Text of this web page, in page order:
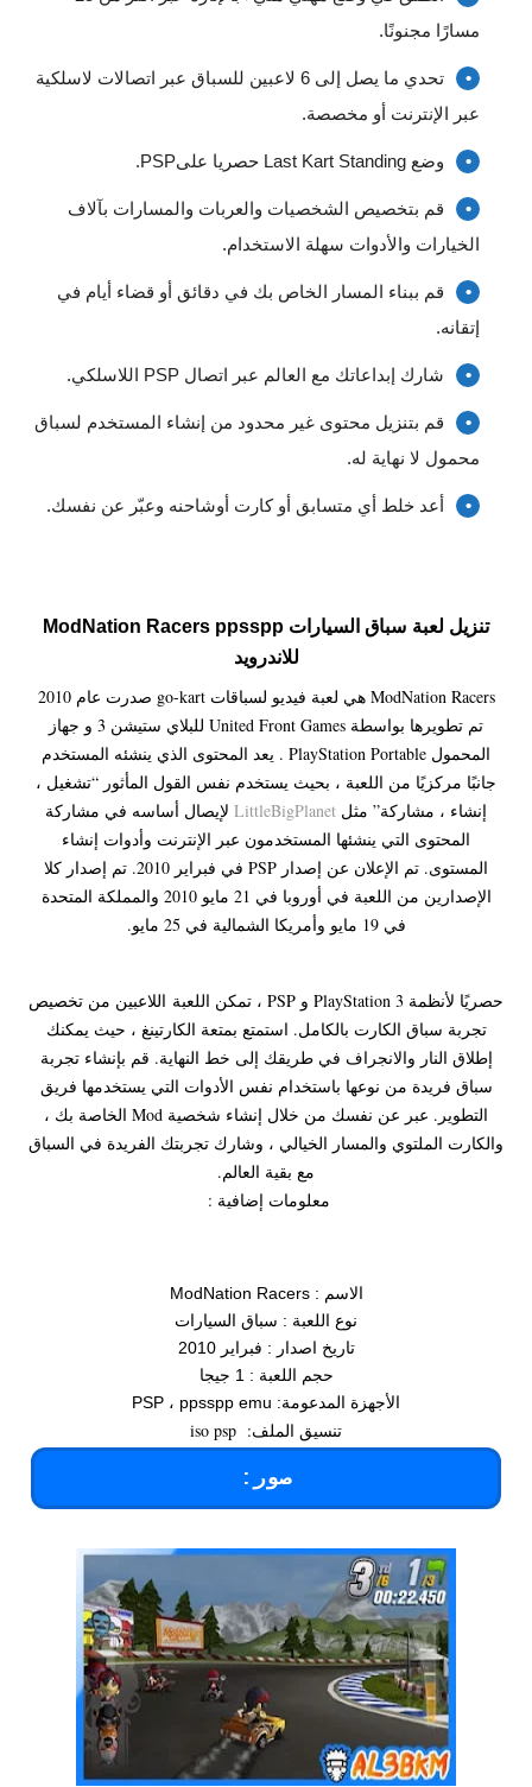
مسارًا مجنونًا.
تحدي ما يصل إلى 6 لاعبين للسباق عبر اتصالات لاسلكية
عبر الإنترنت أو مخصصة.
وضع Last Kart Standing حصريا علىPSP.
قم بتخصيص الشخصيات والعربات والمسارات بآلاف
الخيارات والأدوات سهلة الاستخدام.
قم ببناء المسار الخاص بك في دقائق أو قضاء أيام في
إتقانه.
شارك إبداعاتك مع العالم عبر اتصال PSP اللاسلكي.
قم بتنزيل محتوى غير محدود من إنشاء المستخدم لسباق
محمول لا نهاية له.
أعد خلط أي متسابق أو كارت أوشاحنه وعبّر عن نفسك.
تنزيل لعبة
سباق السيارات ModNation Racers ppsspp
للاندرويد
ModNation Racers هي لعبة فيديو لسباقات go-kart صدرت عام 2010
تم تطويرها بواسطة United Front Games للبلاي ستيشن 3 و جهاز
المحمول PlayStation Portable . يعد المحتوى الذي ينشئه المستخدم
جانبًا مركزيًا من اللعبة ، بحيث يستخدم نفس القول المأثور “تشغيل ،
إنشاء ، مشاركة” مثل LittleBigPlanet لإيصال أساسه في مشاركة
المحتوى التي ينشئها المستخدمون عبر الإنترنت وأدوات إنشاء
المستوى. تم الإعلان عن إصدار PSP في فبراير 2010. تم إصدار كلا
الإصدارين من اللعبة في أوروبا في 21 مايو 2010 والمملكة المتحدة
في 19 مايو وأمريكا الشمالية في 25 مايو.
حصريًا لأنظمة PlayStation 3 و PSP ، تمكن اللعبة
اللاعبين من تخصيص
تجربة سباق الكارت بالكامل. استمتع بمتعة الكارتينغ ، حيث يمكنك
إطلاق النار والانجراف في طريقك إلى خط النهاية. قم بإنشاء تجربة
سباق فريدة من نوعها باستخدام نفس الأدوات التي يستخدمها فريق
التطوير. عبر عن نفسك من خلال إنشاء شخصية Mod الخاصة بك ،
والكارت الملتوي والمسار الخيالي ، وشارك تجربتك الفريدة في السباق
مع بقية العالم.
معلومات إضافية :
الاسم : ModNation Racers
نوع اللعبة : سباق السيارات
تاريخ اصدار : فبراير 2010
حجم اللعبة : 1 جيجا
الأجهزة المدعومة: PSP ، ppsspp emu
تنسيق الملف: iso psp
صور: